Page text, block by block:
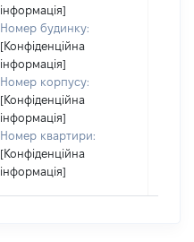
інформація]
Номер будинку:
[Конфіденційна
інформація]
Номер корпусу:
[Конфіденційна
інформація]
Номер квартири:
[Конфіденційна
інформація]